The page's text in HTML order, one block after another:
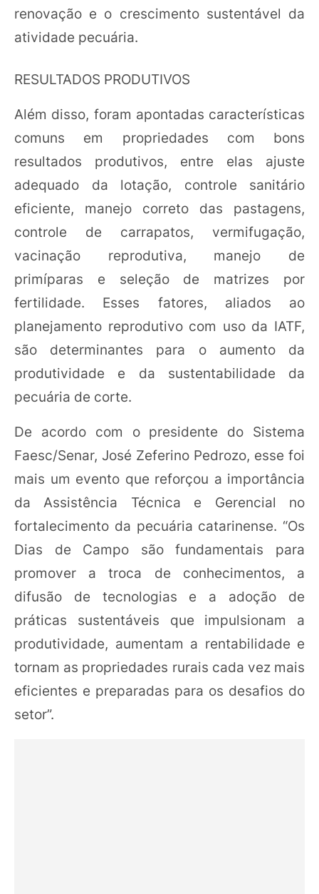
renovação e o crescimento sustentável da
atividade pecuária.
RESULTADOS PRODUTIVOS
Além disso, foram apontadas características
comuns em propriedades com bons
resultados produtivos, entre elas ajuste
adequado da lotação, controle sanitário
eficiente, manejo correto das pastagens,
controle de carrapatos, vermifugação,
vacinação reprodutiva, manejo de
primíparas e seleção de matrizes por
fertilidade. Esses fatores, aliados ao
planejamento reprodutivo com uso da IATF,
são determinantes para o aumento da
produtividade e da sustentabilidade da
pecuária de corte.
De acordo com o presidente do Sistema
Faesc/Senar, José Zeferino Pedrozo, esse foi
mais um evento que reforçou a importância
da Assistência Técnica e Gerencial no
fortalecimento da pecuária catarinense. “Os
Dias de Campo são fundamentais para
promover a troca de conhecimentos, a
difusão de tecnologias e a adoção de
práticas sustentáveis que impulsionam a
produtividade, aumentam a rentabilidade e
tornam as propriedades rurais cada vez mais
eficientes e preparadas para os desafios do
setor”.